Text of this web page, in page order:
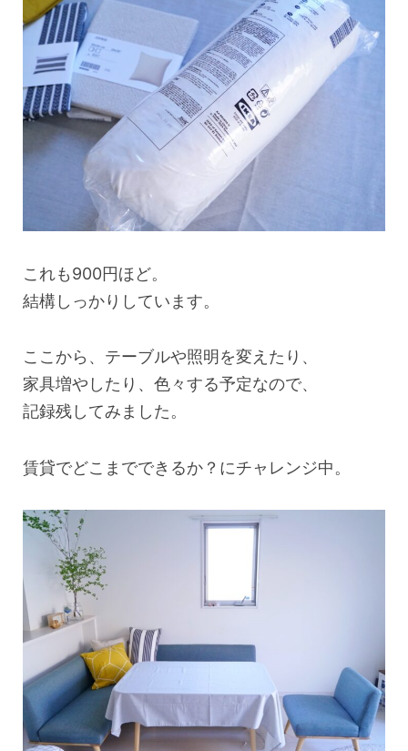
これも900円ほど。
結構しっかりしています。
ここから、テーブルや照明を変えたり、
家具増やしたり、色々する予定なので、
記録残してみました。
賃貸でどこまでできるか？にチャレンジ中。